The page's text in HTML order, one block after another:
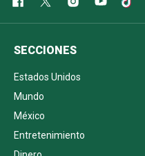
SECCIONES
Estados Unidos
Mundo
México
Entretenimiento